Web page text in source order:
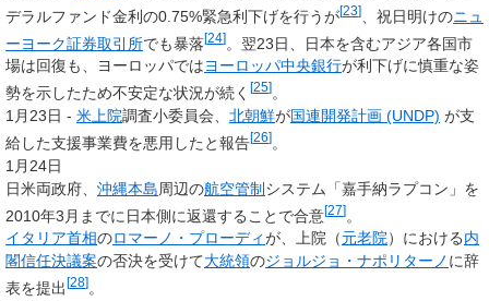
デラルファンド金利の0.75%緊急利下げを行うが[23] 、祝日明けのニュ
ーヨーク証券取引所でも暴落[24]。翌23日、日本を含むアジア各国市
場は回復も、ヨーロッパではヨーロッパ中央銀行が利下げに慎重な姿
勢を示したため不安定な状況が続く [25] 。
1月23日 - 米上院調査小委員会、 北朝鮮が国連開発計画 (UNDP) が支
給した支援事業費を悪用したと報告[26] 。
1月24日
日米両政府、 沖縄本島周辺の航空管制 システム「嘉手納ラプコン」を
2010年3月までに日本側に返還することで合意[27]。
イタリア首相のロマーノ・プローディが、上院（元老院）における内
閣信任決議案の否決を受けて大統領のジョルジョ・ナポリターノ に辞
表を提出 [28] 。